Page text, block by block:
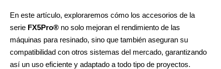
En este artículo, exploraremos cómo los accesorios de la
serie FX5Pro® no solo mejoran el rendimiento de las
máquinas para resinado, sino que también aseguran su
compatibilidad con otros sistemas del mercado, garantizando
así un uso eficiente y adaptado a todo tipo de proyectos.